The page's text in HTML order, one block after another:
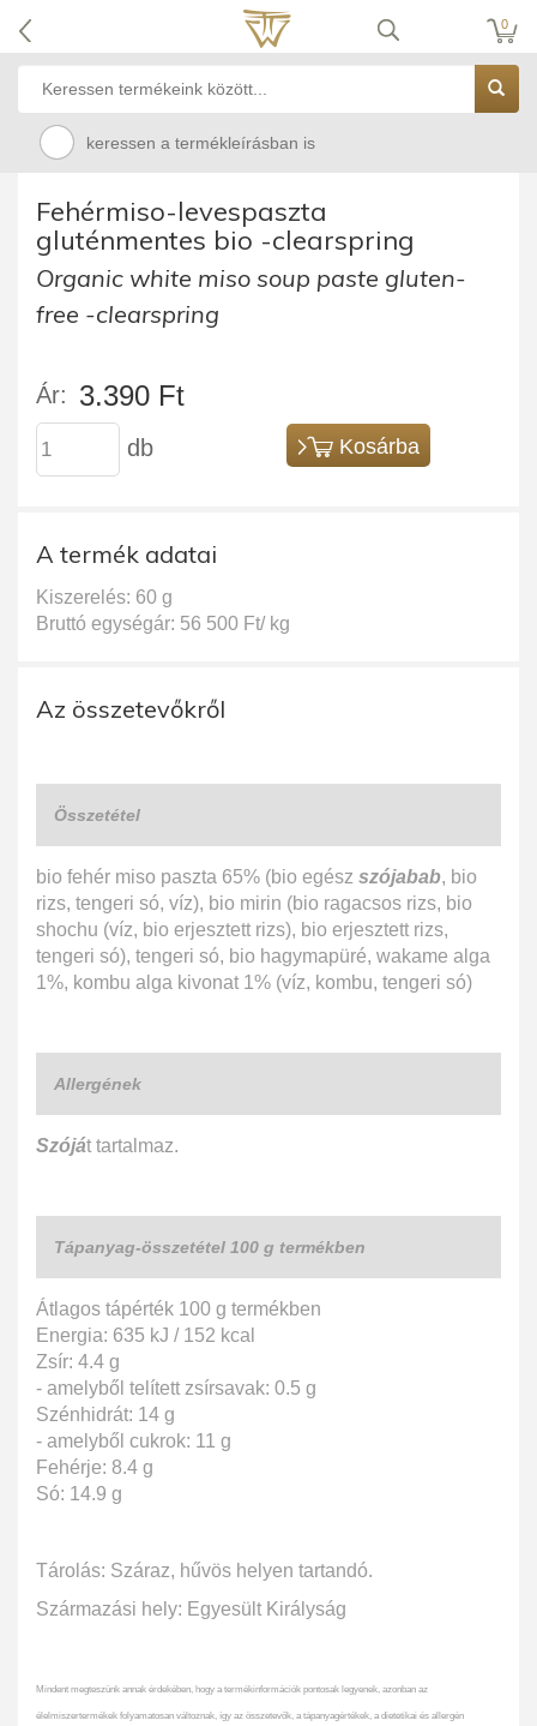
0
keressen a termékleírásban is
Fehérmiso-levespaszta
gluténmentes bio -clearspring
Organic white miso soup paste gluten-
free -clearspring
Ár: 3.390 Ft
db Kosárba
A termék adatai
Kiszerelés: 60 g
Bruttó egységár: 56 500 Ft/ kg
Az összetevőkről
Összetétel
bio fehér miso paszta 65% (bio egész szójabab, bio
rizs, tengeri só, víz), bio mirin (bio ragacsos rizs, bio
shochu (víz, bio erjesztett rizs), bio erjesztett rizs,
tengeri só), tengeri só, bio hagymapüré, wakame alga
1%, kombu alga kivonat 1% (víz, kombu, tengeri só)
Allergének
Szóját tartalmaz.
Tápanyag-összetétel 100 g termékben
Átlagos tápérték 100 g termékben
Energia: 635 kJ / 152 kcal
Zsír: 4.4 g
- amelyből telített zsírsavak: 0.5 g
Szénhidrát: 14 g
- amelyből cukrok: 11 g
Fehérje: 8.4 g
Só: 14.9 g
Tárolás: Száraz, hűvös helyen tartandó.
Származási hely: Egyesült Királyság
Mindent megteszünk annak érdekében, hogy a termékinformációk pontosak legyenek, azonban az
élelmiszertermékek folyamatosan változnak, így az összetevők, a tápanyagértékek, a dietetikai és allergén